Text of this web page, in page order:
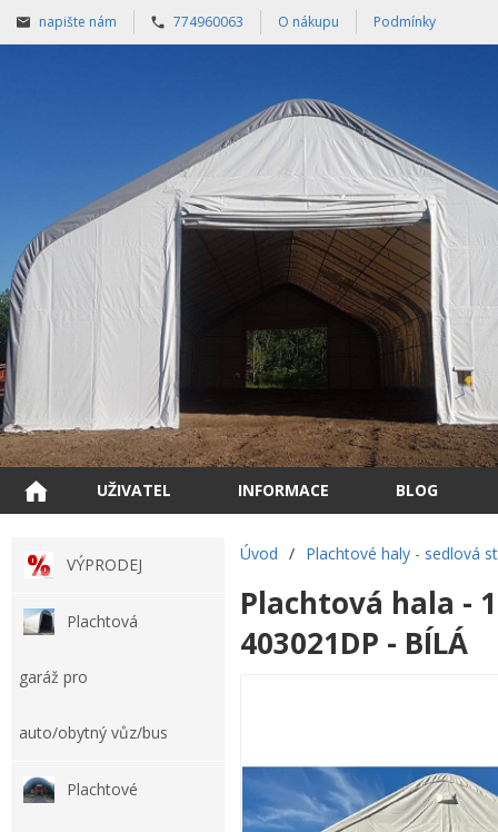
napište nám 774960063 O nákupu Podmínky
UŽIVATEL INFORMACE BLOG
VÝPRODEJ
Plachtová
garáž pro
auto/obytný vůz/bus
Plachtové
Úvod / Plachtové haly - sedlová
Plachtová hala -
403021DP - BÍLÁ